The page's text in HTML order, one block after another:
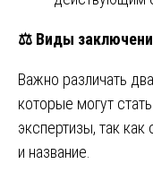
⚖️ Виды
Важно различать
которые могут
экспертизы, так
и название.